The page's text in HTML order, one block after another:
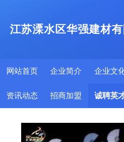
江苏溧水区华强建材有
网站首页 企业简介 企业文
资讯动态 招商加盟 诚聘英